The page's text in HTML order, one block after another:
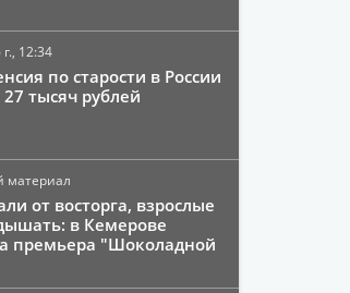
12:34
по старости в России
тысяч рублей
материал
от восторга, взрослые
в Кемерове
премьера "Шоколадной